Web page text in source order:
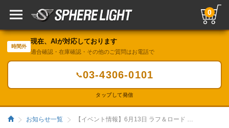
0
時間外
現在、AIが対応しております
適合確認・在庫確認・その他のご質問はお電話で
📞03-4306-0101
タップして発信
お知らせ一覧 【イベント情報】6月13日 ラフ＆ロード 川崎店 で「スフィアLED取付工賃無料」イベント開催／HIDキット｜LEDヘッドライト販売のスフィアライト